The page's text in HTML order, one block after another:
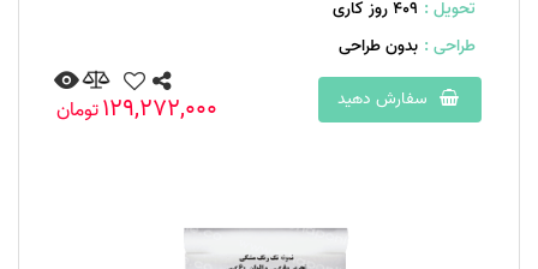
تحویل : 409 روز کاری
طراحی : بدون طراحی
سفارش دهید
129,272,000تومان